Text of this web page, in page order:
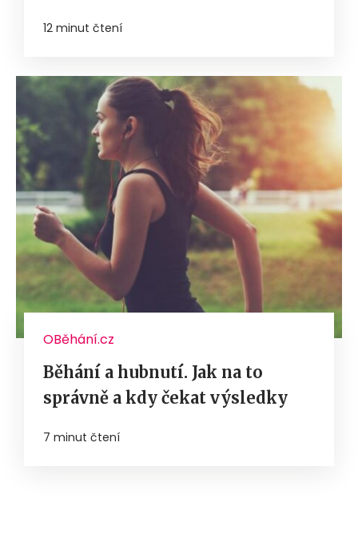
12 minut čtení
OBěhání.cz
Běhání a hubnutí. Jak na to
správně a kdy čekat výsledky
7 minut čtení